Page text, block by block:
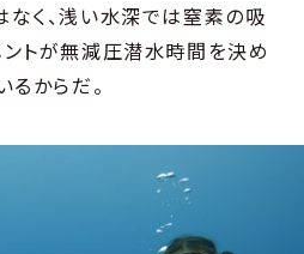
く、浅い水深では窒素の吸
トが無減圧潜水時間を決め
るからだ。